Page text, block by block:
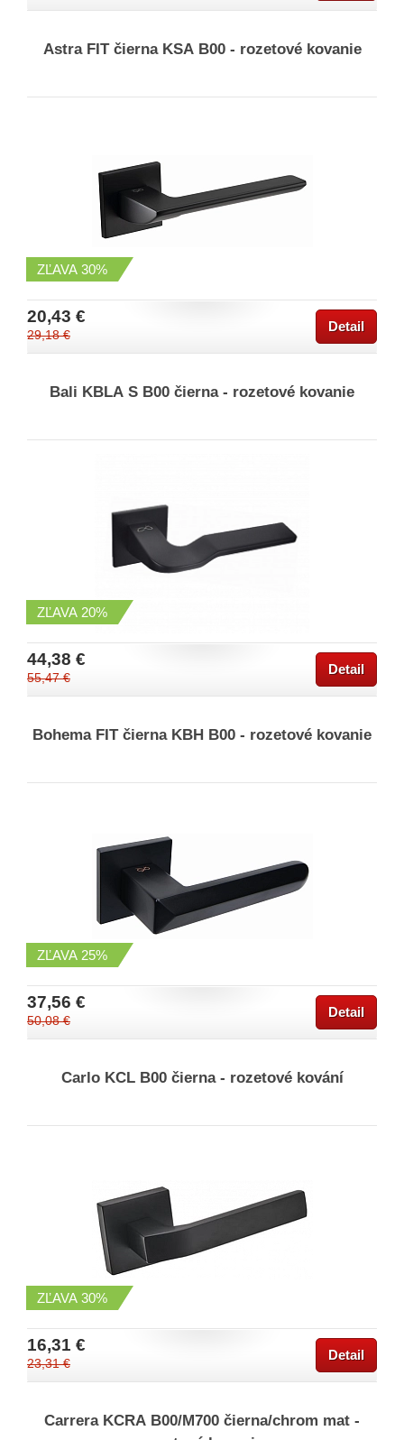
Astra FIT čierna KSA B00 - rozetové kovanie
ZĽAVA 30%
20,43 €
29,18 €
Detail
Bali KBLA S B00 čierna - rozetové kovanie
ZĽAVA 20%
44,38 €
55,47 €
Detail
Bohema FIT čierna KBH B00 - rozetové kovanie
ZĽAVA 25%
37,56 €
50,08 €
Detail
Carlo KCL B00 čierna - rozetové kování
ZĽAVA 30%
16,31 €
23,31 €
Detail
Carrera KCRA B00/M700 čierna/chrom mat -